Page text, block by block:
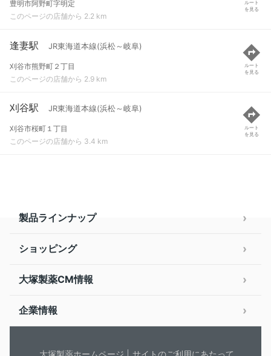
豊明市阿野町字明定
このページの店舗から 2.2 km
ルート
を見る
逢妻駅 JR東海道本線(浜松～岐阜)
刈谷市熊野町２丁目
このページの店舗から 2.9 km
ルート
を見る
刈谷駅 JR東海道本線(浜松～岐阜)
刈谷市桜町１丁目
このページの店舗から 3.4 km
ルート
を見る
製品ラインナップ
ショッピング
大塚製薬CM情報
企業情報